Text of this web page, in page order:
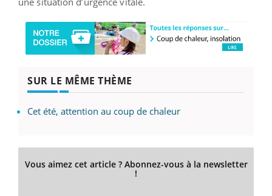
SUR LE MÊME THÈME
Cet été, attention au coup de chaleur
Vous aimez cet article ? Abonnez-vous à la newsletter
!